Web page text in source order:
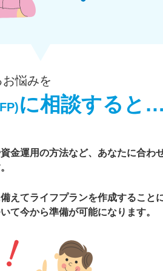
悩みを
に相談すると…
金運用の方法など、あなたに合わ
えてライフプランを作成すること
て今から準備が可能になります。